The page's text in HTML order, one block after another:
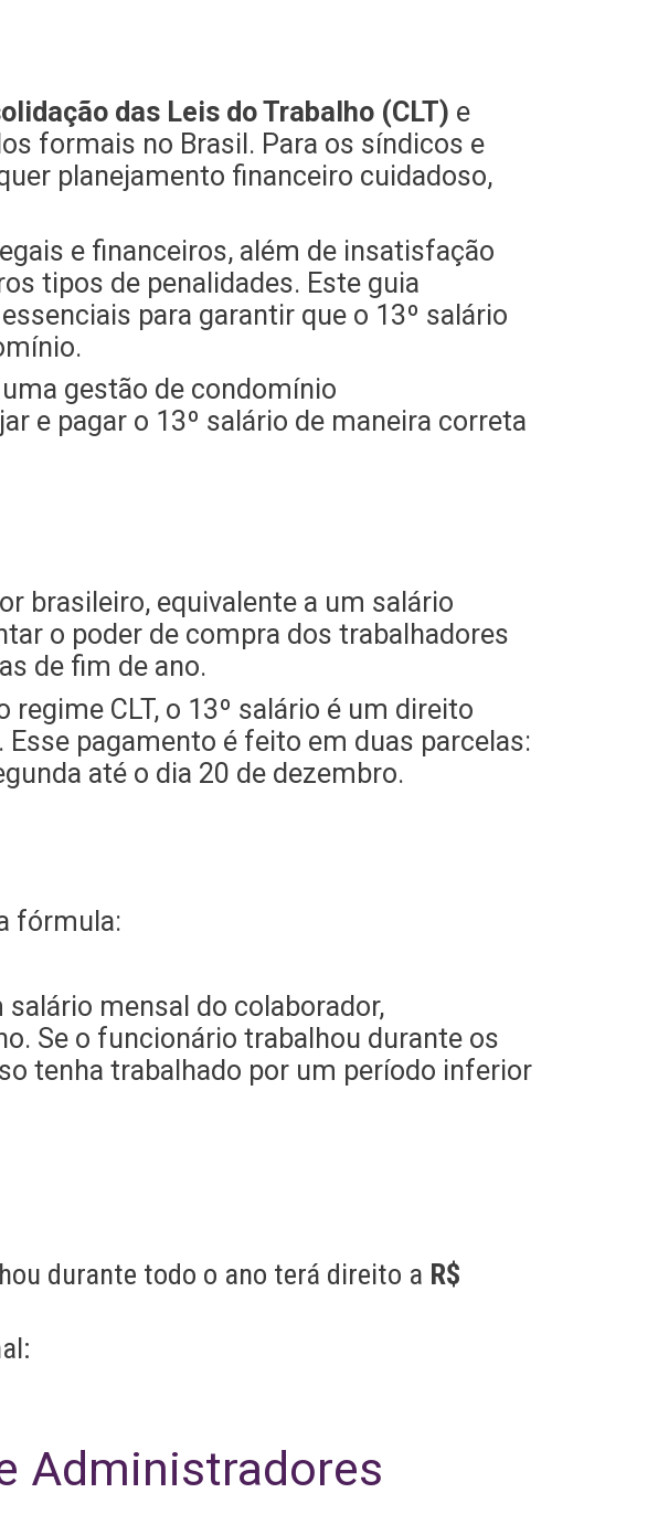
das Leis do Trabalho (CLT) e
formais no Brasil. Para os síndicos e
planejamento financeiro cuidadoso,
e financeiros, além de insatisfação
tipos de penalidades. Este guia
para garantir que o 13º salário
gestão de condomínio
e pagar o 13º salário de maneira correta
brasileiro, equivalente a um salário
o poder de compra dos trabalhadores
de fim de ano.
CLT, o 13º salário é um direito
pagamento é feito em duas parcelas:
até o dia 20 de dezembro.
fórmula:
mensal do colaborador,
Se o funcionário trabalhou durante os
tenha trabalhado por um período inferior
durante todo o ano terá direito a R$
Administradores